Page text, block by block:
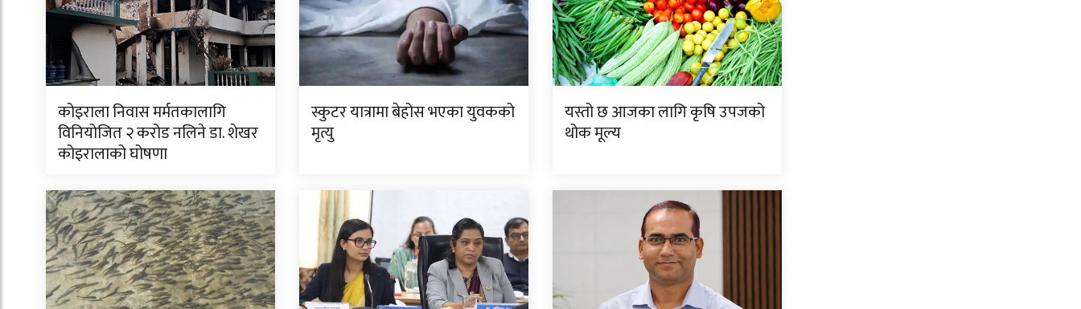
कोइराला निवास मर्मतकालागि
विनियोजित २ करोड नलिने डा. शेखर
कोइरालाको घोषणा
स्कुटर यात्रामा बेहोस भएका युवकको
मृत्यु
यस्तो छ आजका लागि कृषि उपजको
थोक मूल्य